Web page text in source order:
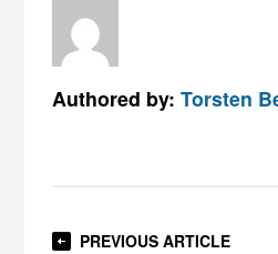
Authored by:Torsten
PREVIOUS ARTICLE